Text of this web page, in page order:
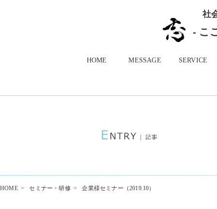
社
- こ
HOME MESSAGE SERVICE
HOME> セミナー・研修> 企業様セミナー（2019.10）